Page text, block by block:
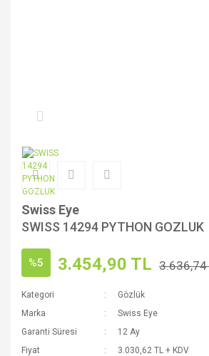
Swiss Eye
SWISS 14294 PYTHON GOZLUK
%5 3.454,90 TL 3.636,74
Kategori
Gözlük
Marka
Swiss Eye
Garanti Süresi
12 Ay
Fiyat
3.030,62 TL + KDV